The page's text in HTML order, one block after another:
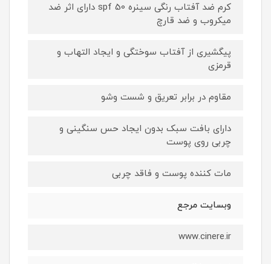
کرم ضد آفتاب رنگی سینره spf 50 دارای اثر ضد
میکروب و ضد قارچ
پیگشیری از آفتاب سوختگی و ایجاد التهاب و
قرمزی
مقاوم در برابر تعریق و شست وشو
دارای بافت سبک بدون ایجاد حس سنگینی و
چربی روی پوست
مات کننده پوست و فاقد چربی
وبسایت مرجع
www.cinere.ir